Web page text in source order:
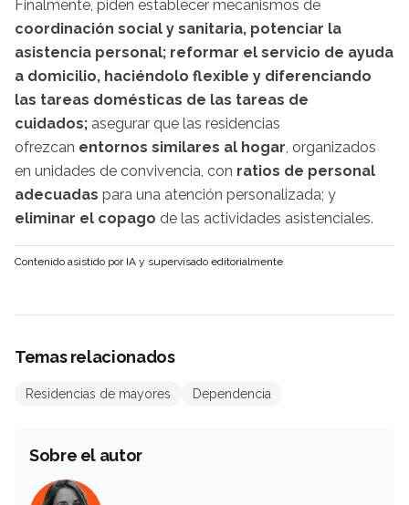
Finalmente, piden establecer mecanismos de
coordinación social y sanitaria, potenciar la
asistencia personal; reformar el servicio de ayuda
a domicilio, haciéndolo flexible y diferenciando
las tareas domésticas de las tareas de
cuidados; asegurar que las residencias
ofrezcan entornos similares al hogar, organizados
en unidades de convivencia, con ratios de personal
adecuadas para una atención personalizada; y
eliminar el copago de las actividades asistenciales.
Contenido asistido por IA y supervisado editorialmente
Temas relacionados
Residencias de mayores Dependencia
Sobre el autor